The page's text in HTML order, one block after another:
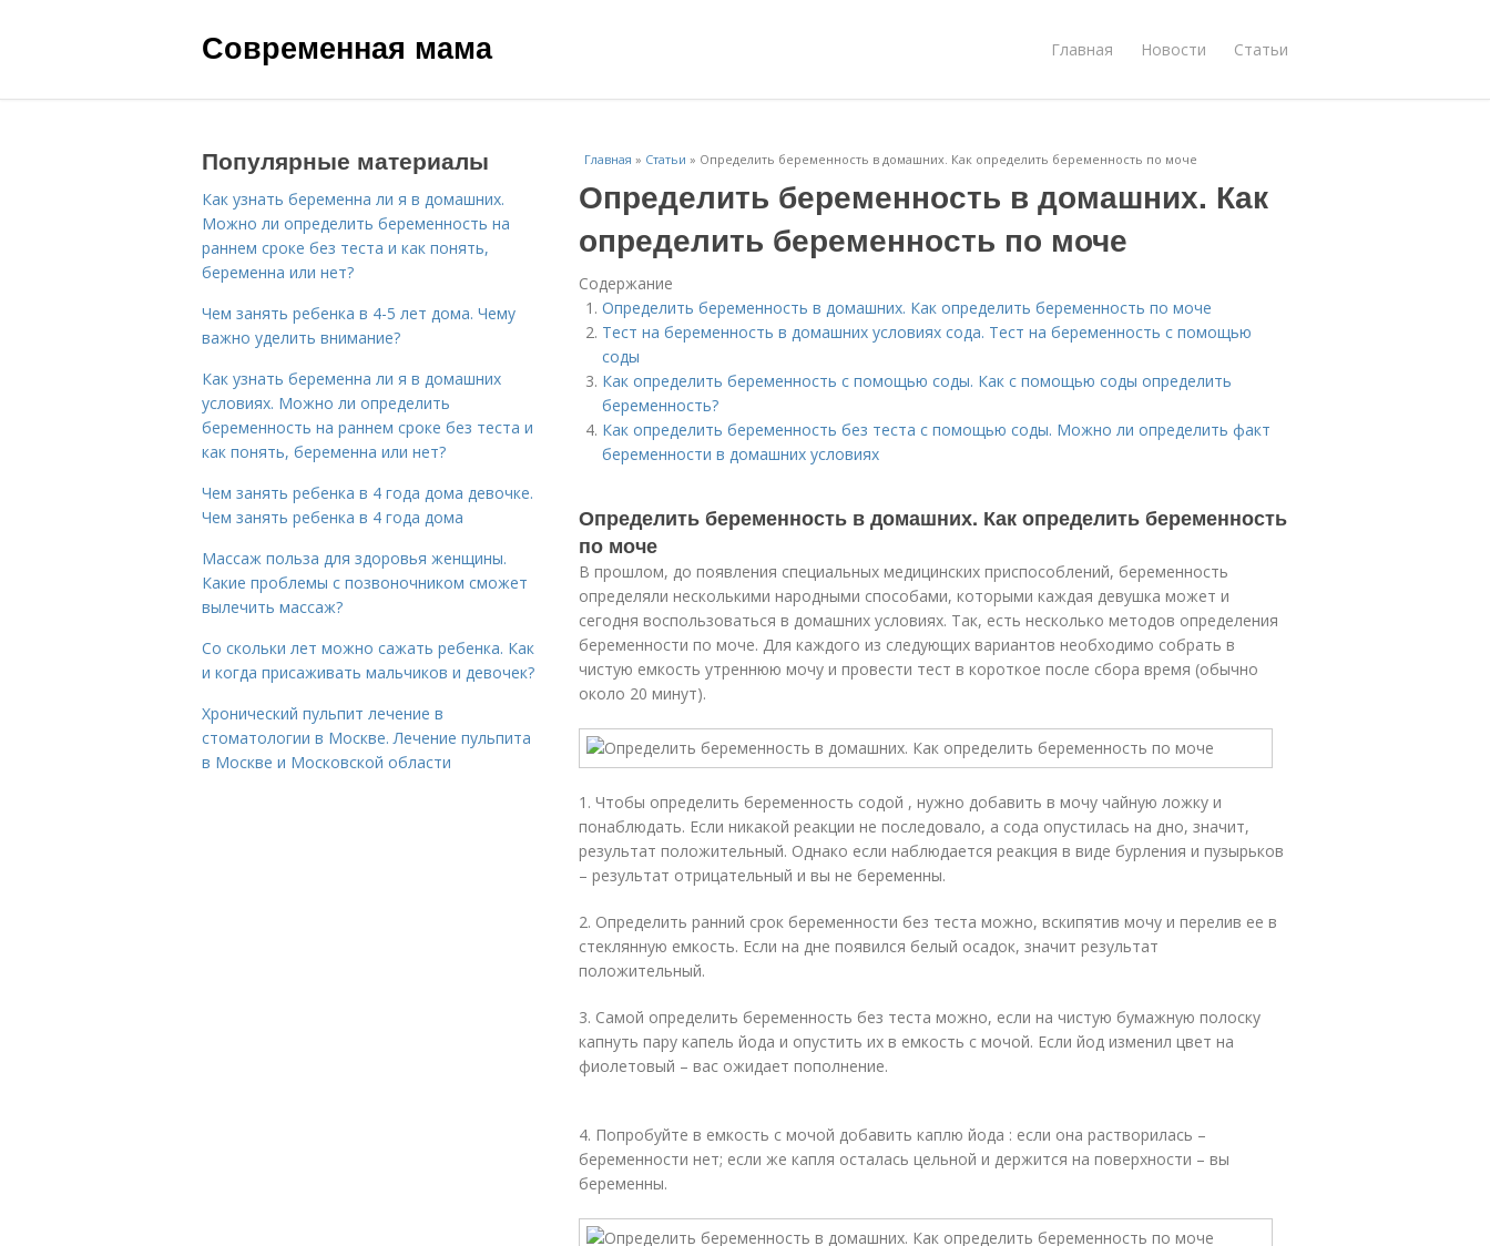
Современная мама Главная Новости Статьи
Главная » Статьи » Определить беременность в домашних. Как определить беременность по моче
Определить беременность в домашних. Как
определить беременность по моче
Содержание
Определить беременность в домашних. Как определить беременность по моче
Тест на беременность в домашних условиях сода. Тест на беременность с помощью
соды
Как определить беременность с помощью соды. Как с помощью соды определить
беременность?
Как определить беременность без теста с помощью соды. Можно ли определить факт
беременности в домашних условиях
Определить беременность в домашних. Как определить беременность
по моче
В прошлом, до появления специальных медицинских приспособлений, беременность
определяли несколькими народными способами, которыми каждая девушка может и
сегодня воспользоваться в домашних условиях. Так, есть несколько методов определения
беременности по моче. Для каждого из следующих вариантов необходимо собрать в
чистую емкость утреннюю мочу и провести тест в короткое после сбора время (обычно
около 20 минут).
1. Чтобы определить беременность содой , нужно добавить в мочу чайную ложку и
понаблюдать. Если никакой реакции не последовало, а сода опустилась на дно, значит,
результат положительный. Однако если наблюдается реакция в виде бурления и пузырьков
– результат отрицательный и вы не беременны.
2. Определить ранний срок беременности без теста можно, вскипятив мочу и перелив ее в
стеклянную емкость. Если на дне появился белый осадок, значит результат
положительный.
3. Самой определить беременность без теста можно, если на чистую бумажную полоску
капнуть пару капель йода и опустить их в емкость с мочой. Если йод изменил цвет на
фиолетовый – вас ожидает пополнение.
4. Попробуйте в емкость с мочой добавить каплю йода : если она растворилась ­–
беременности нет; если же капля осталась цельной и держится на поверхности – вы
беременны.
Популярные материалы
Как узнать беременна ли я в домашних.
Можно ли определить беременность на
раннем сроке без теста и как понять,
беременна или нет?
Чем занять ребенка в 4-5 лет дома. Чему
важно уделить внимание?
Как узнать беременна ли я в домашних
условиях. Можно ли определить
беременность на раннем сроке без теста и
как понять, беременна или нет?
Чем занять ребенка в 4 года дома девочке.
Чем занять ребенка в 4 года дома
Массаж польза для здоровья женщины.
Какие проблемы с позвоночником сможет
вылечить массаж?
Со скольки лет можно сажать ребенка. Как
и когда присаживать мальчиков и девочек?
Хронический пульпит лечение в
стоматологии в Москве. Лечение пульпита
в Москве и Московской области